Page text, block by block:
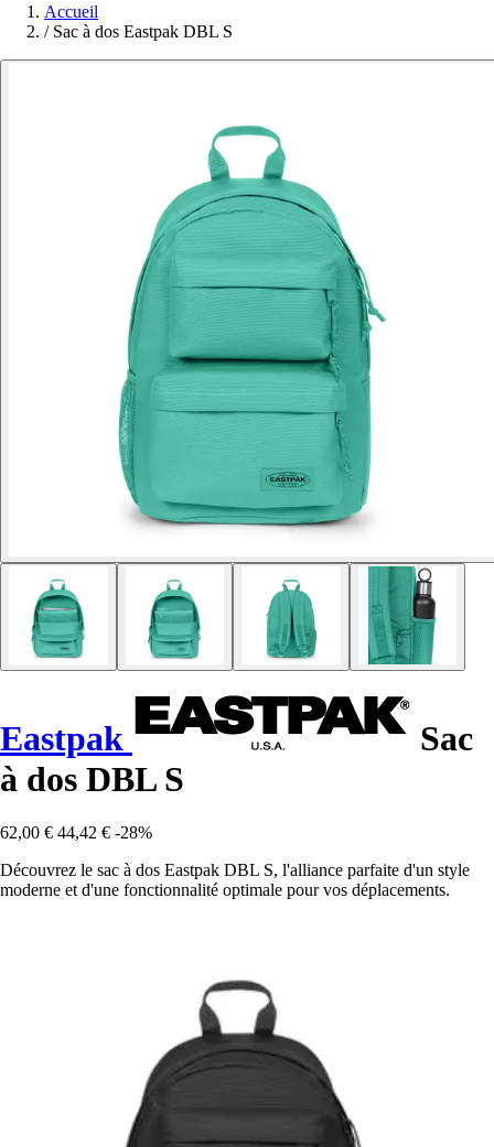
Accueil
/ Sac à dos Eastpak DBL S
Eastpak
Sac
à dos DBL S
62,00 € 44,42 € -28%
Découvrez le sac à dos Eastpak DBL S, l'alliance parfaite d'un style
moderne et d'une fonctionnalité optimale pour vos déplacements.